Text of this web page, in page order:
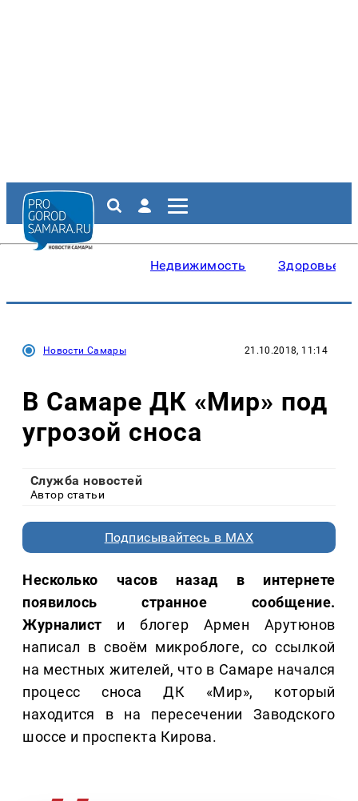
Недвижимость Здоровье
Новости Самары 21.10.2018, 11:14
В Самаре ДК «Мир» под
угрозой сноса
Служба новостей
Автор статьи
Подписывайтесь в MAX
Несколько часов назад в интернете
появилось странное сообщение.
Журналист и блогер Армен Арутюнов
написал в своём микроблоге, со ссылкой
на местных жителей, что в Самаре начался
процесс сноса ДК «Мир», который
находится в на пересечении Заводского
шоссе и проспекта Кирова.